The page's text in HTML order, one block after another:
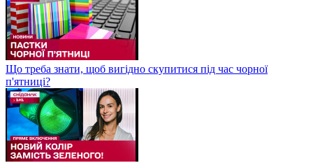
Що треба знати, щоб вигідно скупитися під час чорної
п'ятниці?